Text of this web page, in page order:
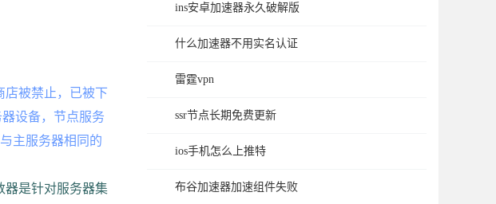
店被禁止，已被下
设备，节点服务
主服务器相同的
器是针对服务器集
ins安卓加速器永久破解版
什么加速器不用实名认证
雷霆vpn
ssr节点长期免费更新
ios手机怎么上推特
布谷加速器加速组件失败